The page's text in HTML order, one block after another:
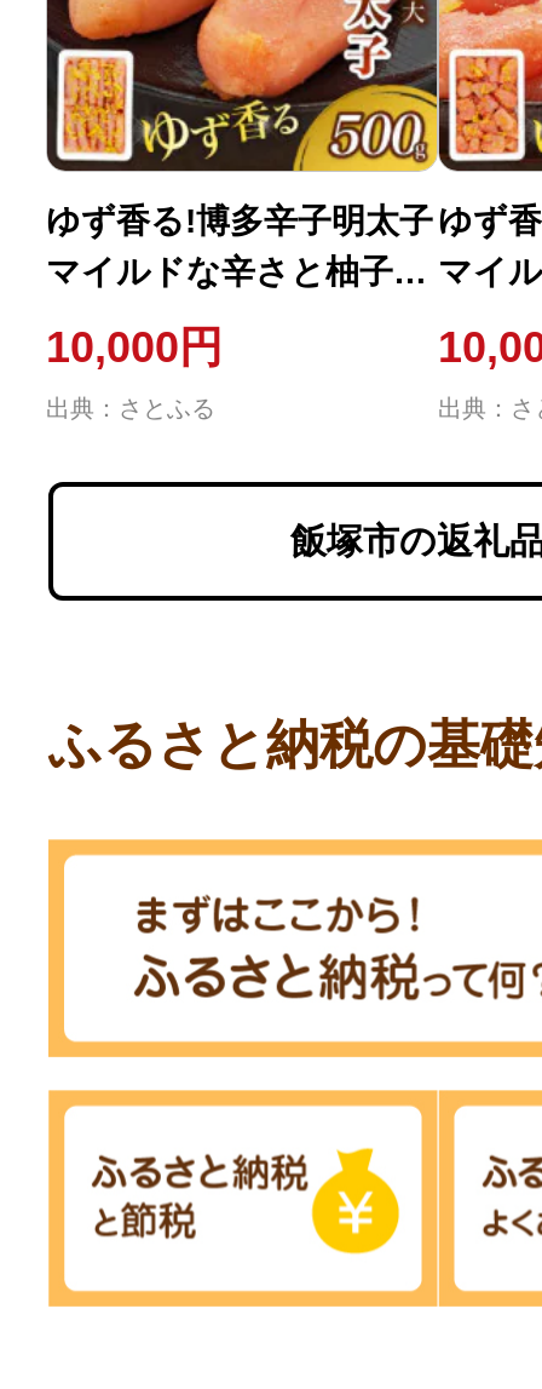
ゆず香る!博多辛子明太子
マイルドな辛さと柚子皮
のさわやかさ 訳あり
【切大】500g 切子
10,000円
出典：さとふる
ゆず
マイ
のさ
【一
出典：さ
飯塚市の返礼
ふるさと納税の基